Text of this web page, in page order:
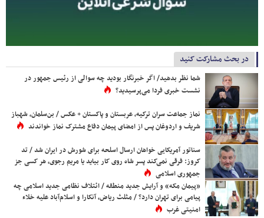
در بحث مشارکت کنید
شما نظر بدهید/ اگر خبرنگار بودید چه سوالی از رئیس جمهور در
نشست خبری فردا می‌پرسیدید؟
نماز جماعت سران ترکیه، عربستان و پاکستان + عکس / بن‌سلمان، شهباز
شریف و اردوغان پس از امضای پیمان دفاع مشترک نماز خواندند
سناتور آمریکایی خواهان ارسال اسلحه برای شورش در ایران شد / تد
کروز: فرقی نمی‌کند پسر شاه روی کار بیاید یا مریم رجوی، هر کسی جز
جمهوری اسلامی
«پیمان مکه» و آرایش جدید منطقه / ائتلاف نظامی جدید اسلامی چه
پیامی برای تهران دارد؟ / مثلث ریاض، آنکارا و اسلام‌آباد علیه خلاء
امنیتی غرب